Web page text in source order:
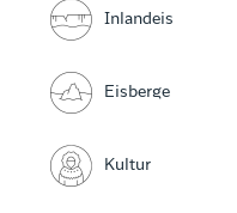
Inlandeis
Eisberge
Kultur